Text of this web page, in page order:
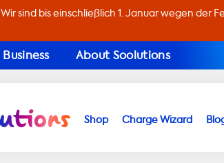
Wir sind bis einschließlich 1. Januar wegen der
Business About Soolutions
Shop Charge Wizard